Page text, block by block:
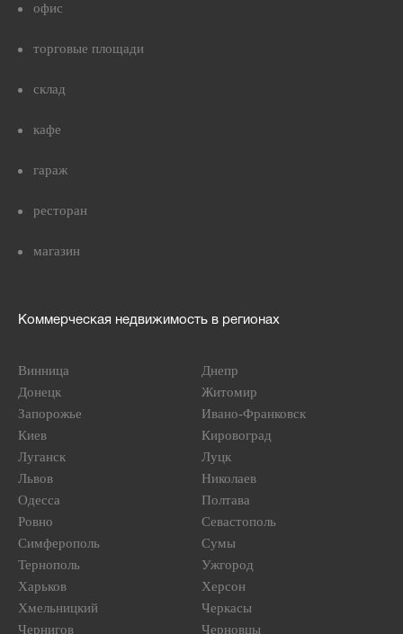
офис
торговые площади
склад
кафе
гараж
ресторан
магазин
Коммерческая недвижимость в регионах
Винница
Днепр
Донецк
Житомир
Запорожье
Ивано-Франковск
Киев
Кировоград
Луганск
Луцк
Львов
Николаев
Одесса
Полтава
Ровно
Севастополь
Симферополь
Сумы
Тернополь
Ужгород
Харьков
Херсон
Хмельницкий
Черкасы
Чернигов
Черновцы